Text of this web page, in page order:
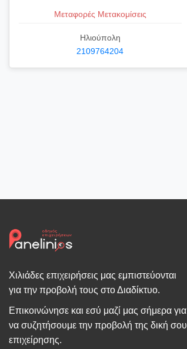
Μεταφορές Μετακομίσεις
Ηλιούπολη
2109764204
Χιλιάδες επιχειρήσεις μας εμπιστεύονται
για την προβολή τους στο Διαδίκτυο.
Επικοινώνησε και εσύ μαζί μας σήμερα για
να συζητήσουμε την προβολή της δική σου
επιχείρησης.